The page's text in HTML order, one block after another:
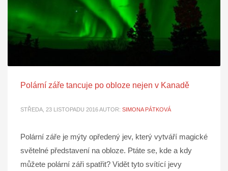
Polární záře tancuje po obloze nejen v Kanadě
STŘEDA, 23 LISTOPADU 2016AUTOR: SIMONA PÁTKOVÁ
Polární záře je mýty opředený jev, který vytváří magické
světelné představení na obloze. Ptáte se, kde a kdy
můžete polární záři spatřit? Vidět tyto svítící jevy